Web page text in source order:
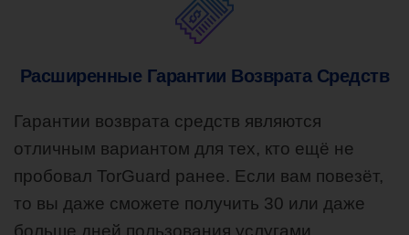
Расширенные Гарантии Возврата Средств
Гарантии возврата средств являются
отличным вариантом для тех, кто ещё не
пробовал TorGuard ранее. Если вам повезёт,
то вы даже сможете получить 30 или даже
больше дней пользования услугами